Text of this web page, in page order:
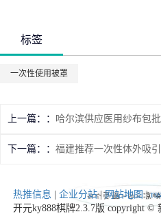
标签
一次性使用被罩
上一篇： 哈尔滨供应医用纱布包
下一篇：
热推信息 企业分站|网站地图|rss
开元ky888棋牌2.3.7版 copyright ©